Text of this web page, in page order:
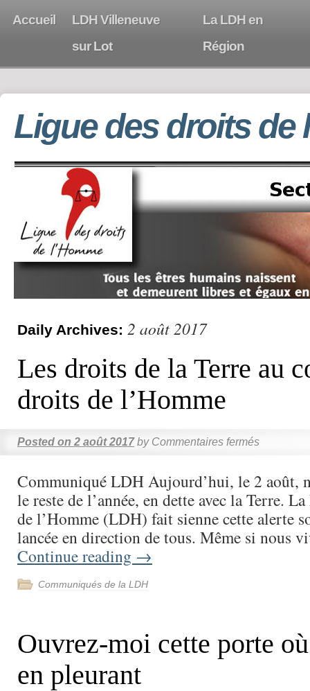
Accueil
LDH Villeneuve
sur Lot
La LDH en
Région
Ligue des droits de
Daily Archives: 2 août 2017
Les droits de la Terre au
droits de l’Homme
Posted on 2 août 2017 by Commentaires fermés
Communiqué LDH Aujourd’hui, le 2 août,
le reste de l’année, en dette avec la Terre.
de l’Homme (LDH) fait sienne cette alerte
lancée en direction de tous. Même si nous
Continue reading →
Communiqués de la LDH
Ouvrez-moi cette porte
en pleurant